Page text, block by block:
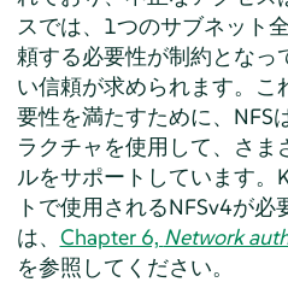
スでは、1つのサブネット
頼する必要性が制約となっ
い信頼が求められます。こ
要性を満たすために、NFS
ラクチャを使用して、さ
ルをサポートしています。
トで使用されるNFSv4が
は、 Chapter 6, Network
を参照してください。